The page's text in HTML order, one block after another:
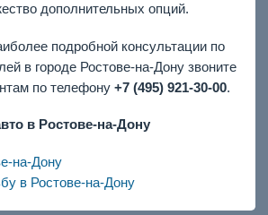
дополнительных опций.
подробной консультации по
в городе Ростове-на-Дону звоните
по телефону +7 (495) 921-30-00.
в Ростове-на-Дону
на-Дону
в Ростове-на-Дону